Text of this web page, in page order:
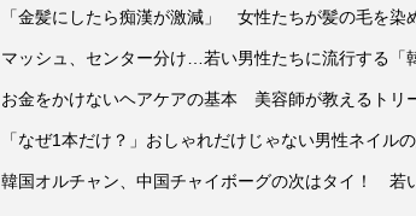
「金髪にしたら痴漢が激減」 女性たちが髪の毛を染
マッシュ、センター分け…若い男性たちに流行する「
お金をかけないヘアケアの基本 美容師が教えるトリ
「なぜ1本だけ？」おしゃれだけじゃない男性ネイ
韓国オルチャン、中国チャイボーグの次はタイ！ 若